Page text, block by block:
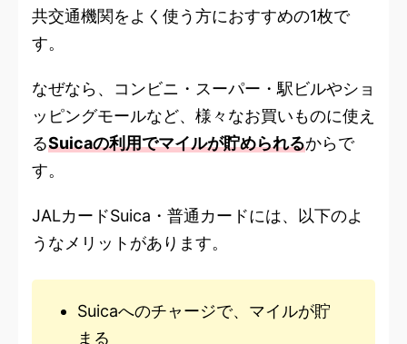
共交通機関をよく使う方におすすめの1枚で
す。
なぜなら、コンビニ・スーパー・駅ビルやショ
ッピングモールなど、様々なお買いものに使え
るSuicaの利用でマイルが貯められるからで
す。
JALカードSuica・普通カードには、以下のよ
うなメリットがあります。
Suicaへのチャージで、マイルが貯
まる